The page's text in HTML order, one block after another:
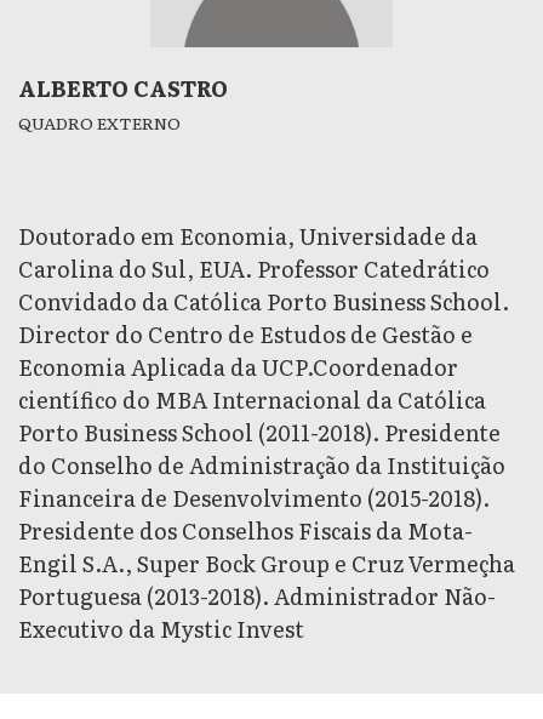
ALBERTO CASTRO
QUADRO EXTERNO
Doutorado em Economia, Universidade da
Carolina do Sul, EUA. Professor Catedrático
Convidado da Católica Porto Business School.
Director do Centro de Estudos de Gestão e
Economia Aplicada da UCP.Coordenador
científico do MBA Internacional da Católica
Porto Business School (2011-2018). Presidente
do Conselho de Administração da Instituição
Financeira de Desenvolvimento (2015-2018).
Presidente dos Conselhos Fiscais da Mota-
Engil S.A., Super Bock Group e Cruz Vermeçha
Portuguesa (2013-2018). Administrador Não-
Executivo da Mystic Invest